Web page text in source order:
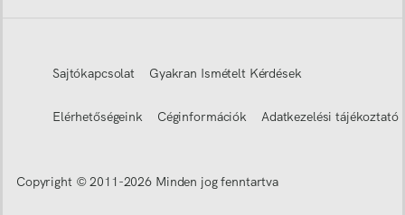
Sajtókapcsolat Gyakran Ismételt Kérdések
Elérhetőségeink Céginformációk Adatkezelési tájékoztató
Copyright © 2011-2026 Minden jog fenntartva